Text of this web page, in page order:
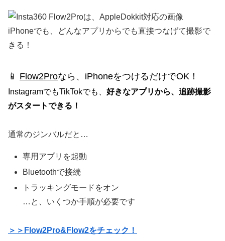
iPhoneでも、どんなアプリからでも直接つなげて撮影で
きる！
📱 Flow2Proなら、iPhoneをつけるだけでOK！
InstagramでもTikTokでも、 好きなアプリから、追跡撮影
がスタートできる！
通常のジンバルだと…
専用アプリを起動
Bluetoothで接続
トラッキングモードをオン
…と、いくつか手順が必要です
＞＞Flow2Pro&Flow2をチェック！